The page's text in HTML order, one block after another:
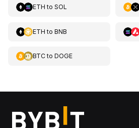
ETH to SOL
ETH to BNB
BTCto DOGE